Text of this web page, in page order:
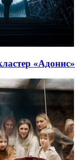
«Адонис»